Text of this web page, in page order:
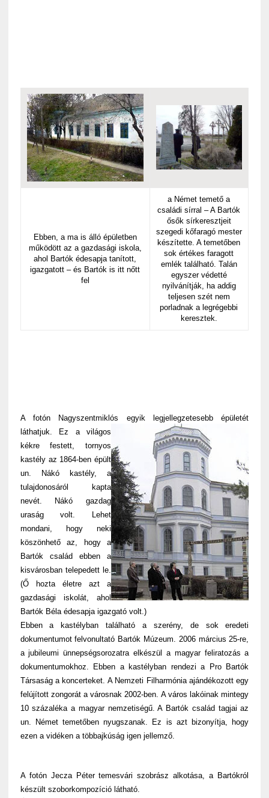
Ebben, a ma is álló épületben
működött az a gazdasági iskola,
ahol Bartók édesapja tanított,
igazgatott – és Bartók is itt nőtt
fel
a Német temető a
családi sírral – A Bartók
ősők sírkeresztjeit
szegedi kőfaragó mester
készítette. A temetőben
sok értékes faragott
emlék található. Talán
egyszer védetté
nyilvánítják, ha addig
teljesen szét nem
porladnak a legrégebbi
keresztek.
A fotón Nagyszentmiklós egyik legjellegzetesebb épületét
láthatjuk.
Ez a világos
kékre festett, tornyos
kastély az 1864-ben épült
un. Nákó kastély, a
tulajdonosáról kapta
nevét. Nákó gazdag
uraság volt. Lehet
mondani, hogy neki
köszönhető az, hogy a
Bartók család ebben a
kisvárosban telepedett le.
(Ő hozta életre azt a
gazdasági iskolát, ahol
Bartók Béla édesapja igazgató volt.)
Ebben a kastélyban található a szerény, de sok eredeti
dokumentumot felvonultató Bartók Múzeum. 2006 március 25-re,
a jubileumi ünnepségsorozatra elkészül a magyar feliratozás a
dokumentumokhoz. Ebben a kastélyban rendezi a Pro Bartók
Társaság a koncerteket. A Nemzeti Filharmónia ajándékozott egy
felújított zongorát a városnak 2002-ben. A város lakóinak mintegy
10 százaléka a magyar nemzetiségű. A Bartók család tagjai az
un. Német temetőben nyugszanak. Ez is azt bizonyítja, hogy
ezen a vidéken a többajkúság igen jellemző.
A fotón Jecza Péter temesvári szobrász alkotása, a Bartókról
készült szoborkompozíció látható.